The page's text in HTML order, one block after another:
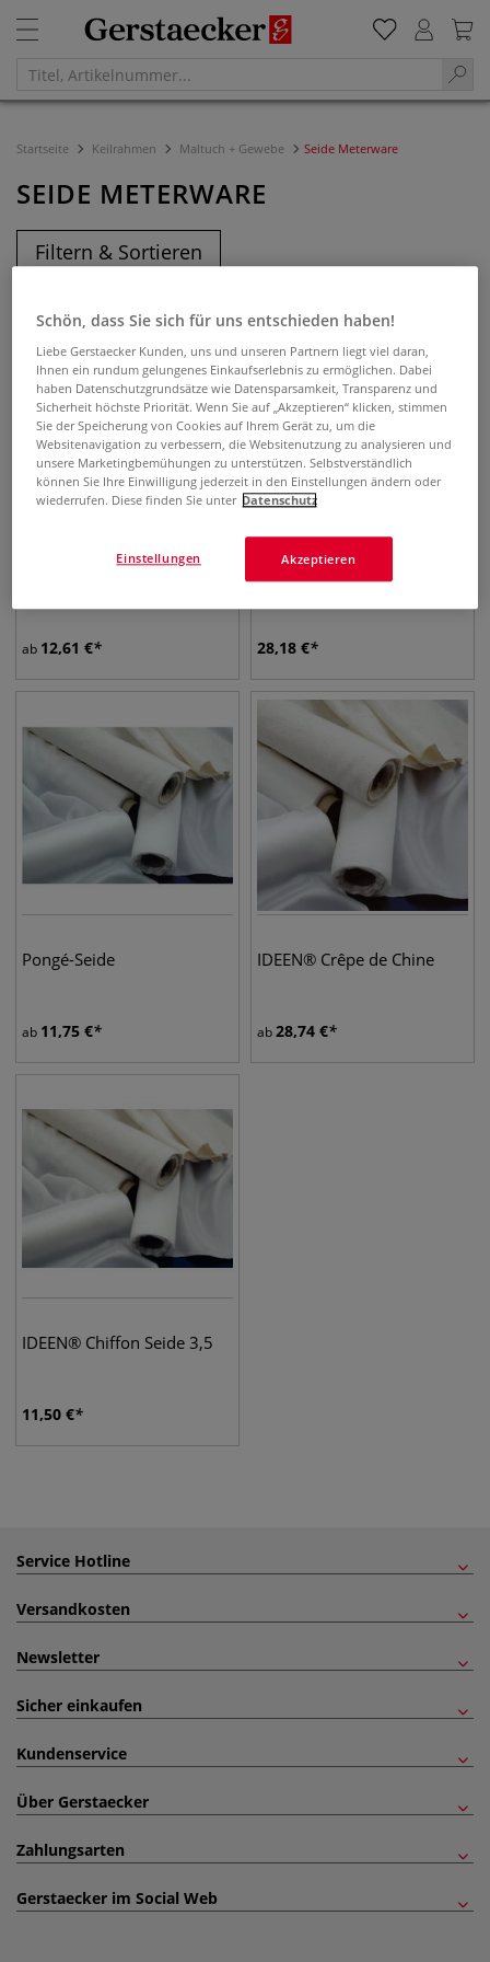
Startseite Keilrahmen Maltuch + Gewebe Seide Meterware
SEIDE METERWARE
Filtern & Sortieren
ab 12,61 €
IDEEN® Crêpe Satin 12.5
28,18 €
Pongé-Seide
ab 11,75 €
IDEEN® Crêpe de Chine
ab28,74 €
IDEEN® Chiffon Seide 3,5
11,50 €
Service Hotline
Versandkosten
Newsletter
Sicher einkaufen
Kundenservice
Über Gerstaecker
Zahlungsarten
Gerstaecker im Social Web
Schön, dass Sie sich für uns entschieden haben!
Liebe Gerstaecker Kunden, uns und unseren Partnern liegt viel daran,
Ihnen ein rundum gelungenes Einkaufserlebnis zu ermöglichen. Dabei
haben Datenschutzgrundsätze wie Datensparsamkeit, Transparenz und
Sicherheit höchste Priorität. Wenn Sie auf „Akzeptieren“ klicken, stimmen
Sie der Speicherung von Cookies auf Ihrem Gerät zu, um die
Websitenavigation zu verbessern, die Websitenutzung zu analysieren und
unsere Marketingbemühungen zu unterstützen. Selbstverständlich
können Sie Ihre Einwilligung jederzeit in den Einstellungen ändern oder
wiederrufen. Diese finden Sie unter Datenschutz
Akzeptieren
Einstellungen